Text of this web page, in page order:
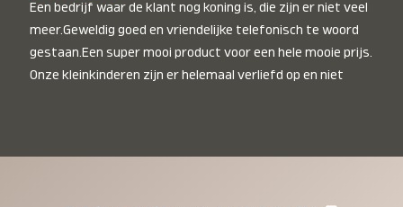
Een bedrijf waar de klant nog koning is, die zijn er niet veel
meer.Geweldig goed en vriendelijke telefonisch te woord
gestaan.Een super mooi product voor een hele mooie prijs.
Onze kleinkinderen zijn er helemaal verliefd op en niet